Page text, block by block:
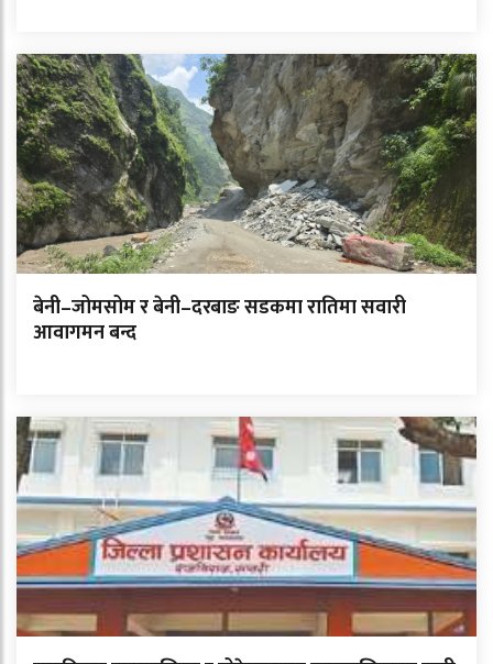
बेनी–जोमसोम र बेनी–दरबाङ सडकमा रातिमा सवारी
आवागमन बन्द